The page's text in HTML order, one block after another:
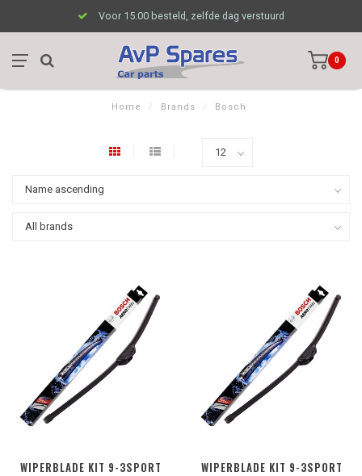
Voor 15.00 besteld, zelfde dag verstuurd
0
Home / Brands / Bosch
WIPERBLADE KIT 9-3SPORT
WIPERBLADE KIT 9-3SPORT